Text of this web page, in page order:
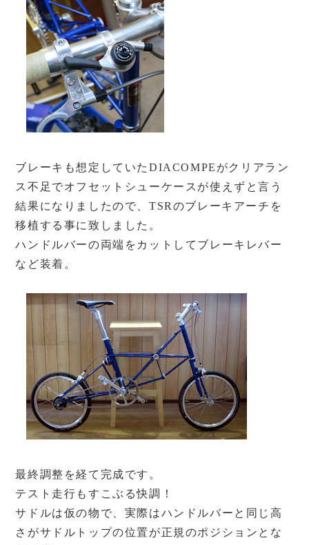
ブレーキも想定していたDIACOMPEがクリアラン
ス不足でオフセットシューケースが使えずと言う
結果になりましたので、TSRのブレーキアーチを
移植する事に致しました。
ハンドルバーの両端をカットしてブレーキレバー
など装着。
最終調整を経て完成です。
テスト走行もすこぶる快調！
サドルは仮の物で、実際はハンドルバーと同じ高
さがサドルトップの位置が正規のポジションとな